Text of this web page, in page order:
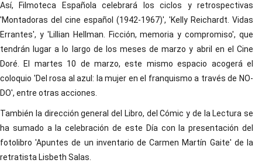
Así, Filmoteca Española celebrará los ciclos y retrospectivas
'Montadoras del cine español (1942-1967)', 'Kelly Reichardt. Vidas
Errantes', y 'Lillian Hellman. Ficción, memoria y compromiso', que
tendrán lugar a lo largo de los meses de marzo y abril en el Cine
Doré. El martes 10 de marzo, este mismo espacio acogerá el
coloquio 'Del rosa al azul: la mujer en el franquismo a través de NO-
DO', entre otras acciones.
También la dirección general del Libro, del Cómic y de la Lectura se
ha sumado a la celebración de este Día con la presentación del
fotolibro 'Apuntes de un inventario de Carmen Martín Gaite' de la
retratista Lisbeth Salas.